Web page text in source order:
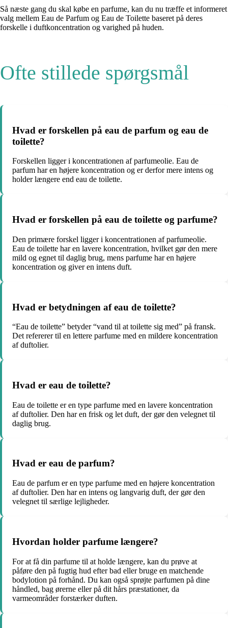
Så næste gang du skal købe en parfume, kan du nu træffe et informeret
valg mellem Eau de Parfum og Eau de Toilette baseret på deres
forskelle i duftkoncentration og varighed på huden.
Ofte stillede spørgsmål
Hvad er forskellen på eau de parfum og eau de
toilette?
Forskellen ligger i koncentrationen af parfumeolie. Eau de
parfum har en højere koncentration og er derfor mere intens og
holder længere end eau de toilette.
Hvad er forskellen på eau de toilette og parfume?
Den primære forskel ligger i koncentrationen af parfumeolie.
Eau de toilette har en lavere koncentration, hvilket gør den mere
mild og egnet til daglig brug, mens parfume har en højere
koncentration og giver en intens duft.
Hvad er betydningen af eau de toilette?
“Eau de toilette” betyder “vand til at toilette sig med” på fransk.
Det refererer til en lettere parfume med en mildere koncentration
af duftolier.
Hvad er eau de toilette?
Eau de toilette er en type parfume med en lavere koncentration
af duftolier. Den har en frisk og let duft, der gør den velegnet til
daglig brug.
Hvad er eau de parfum?
Eau de parfum er en type parfume med en højere koncentration
af duftolier. Den har en intens og langvarig duft, der gør den
velegnet til særlige lejligheder.
Hvordan holder parfume længere?
For at få din parfume til at holde længere, kan du prøve at
påføre den på fugtig hud efter bad eller bruge en matchende
bodylotion på forhånd. Du kan også sprøjte parfumen på dine
håndled, bag ørerne eller på dit hårs præstationer, da
varmeområder forstærker duften.